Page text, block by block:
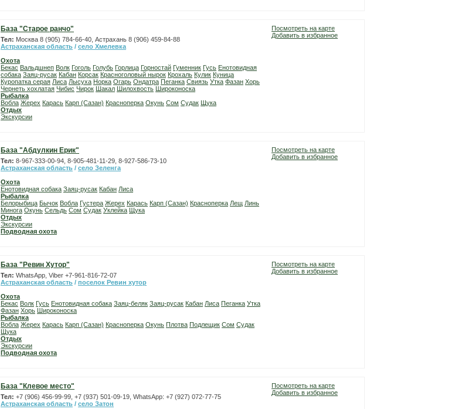
База "Старое ранчо"
Тел: Москва 8 (905) 784-66-40, Астрахань 8 (906) 459-84-88
Астраханская область / село Хмелевка
Охота
Бекас Вальдшнеп Волк Гоголь Голубь Горлица Горностай Гуменник Гусь Енотовидная
собака Заяц-русак Кабан Корсак Красноголовый нырок Крохаль Кулик Куница
Куропатка серая Лиса Лысуха Норка Огарь Ондатра Пеганка Свиязь Утка Фазан Хорь
Чернеть хохлатая Чибис Чирок Шакал Шилохвость Широконоска
Рыбалка
Вобла Жерех Карась Карп (Сазан) Красноперка Окунь Сом Судак Щука
Отдых
Экскурсии
Посмотреть на карте
Добавить в избранное
База "Абдулкин Ерик"
Тел: 8-967-333-00-94, 8-905-481-11-29, 8-927-586-73-10
Астраханская область / село Зеленга
Охота
Енотовидная собака Заяц-русак Кабан Лиса
Рыбалка
Белорыбица Бычок Вобла Густера Жерех Карась Карп (Сазан) Красноперка Лещ Линь
Минога Окунь Сельдь Сом Судак Уклейка Щука
Отдых
Экскурсии
Подводная охота
Посмотреть на карте
Добавить в избранное
База "Ревин Хутор"
Тел: WhatsApp, Viber +7-961-816-72-07
Астраханская область / поселок Ревин хутор
Охота
Бекас Волк Гусь Енотовидная собака Заяц-беляк Заяц-русак Кабан Лиса Пеганка Утка
Фазан Хорь Широконоска
Рыбалка
Вобла Жерех Карась Карп (Сазан) Красноперка Окунь Плотва Подлещик Сом Судак
Щука
Отдых
Экскурсии
Подводная охота
Посмотреть на карте
Добавить в избранное
База "Клевое место"
Тел: +7 (906) 456-99-99, +7 (937) 501-09-19, WhatsApp: +7 (927) 072-77-75
Астраханская область / село Затон
Посмотреть на карте
Добавить в избранное